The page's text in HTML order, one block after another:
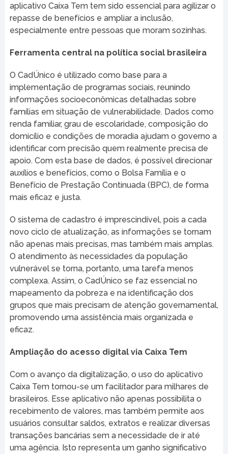
aplicativo Caixa Tem tem sido essencial para agilizar o
repasse de benefícios e ampliar a inclusão,
especialmente entre pessoas que moram sozinhas.
Ferramenta central na política social brasileira
O CadÚnico é utilizado como base para a
implementação de programas sociais, reunindo
informações socioeconômicas detalhadas sobre
famílias em situação de vulnerabilidade. Dados como
renda familiar, grau de escolaridade, composição do
domicílio e condições de moradia ajudam o governo a
identificar com precisão quem realmente precisa de
apoio. Com esta base de dados, é possível direcionar
auxílios e benefícios, como o Bolsa Família e o
Benefício de Prestação Continuada (BPC), de forma
mais eficaz e justa.
O sistema de cadastro é imprescindível, pois a cada
novo ciclo de atualização, as informações se tornam
não apenas mais precisas, mas também mais amplas.
O atendimento às necessidades da população
vulnerável se torna, portanto, uma tarefa menos
complexa. Assim, o CadÚnico se faz essencial no
mapeamento da pobreza e na identificação dos
grupos que mais precisam de atenção governamental,
promovendo uma assistência mais organizada e
eficaz.
Ampliação do acesso digital via Caixa Tem
Com o avanço da digitalização, o uso do aplicativo
Caixa Tem tornou-se um facilitador para milhares de
brasileiros. Esse aplicativo não apenas possibilita o
recebimento de valores, mas também permite aos
usuários consultar saldos, extratos e realizar diversas
transações bancárias sem a necessidade de ir até
uma agência. Isto representa um ganho significativo